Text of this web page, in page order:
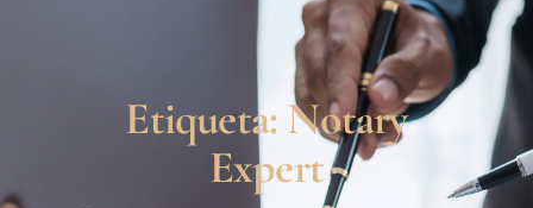
Etiqueta: Notary
Expert